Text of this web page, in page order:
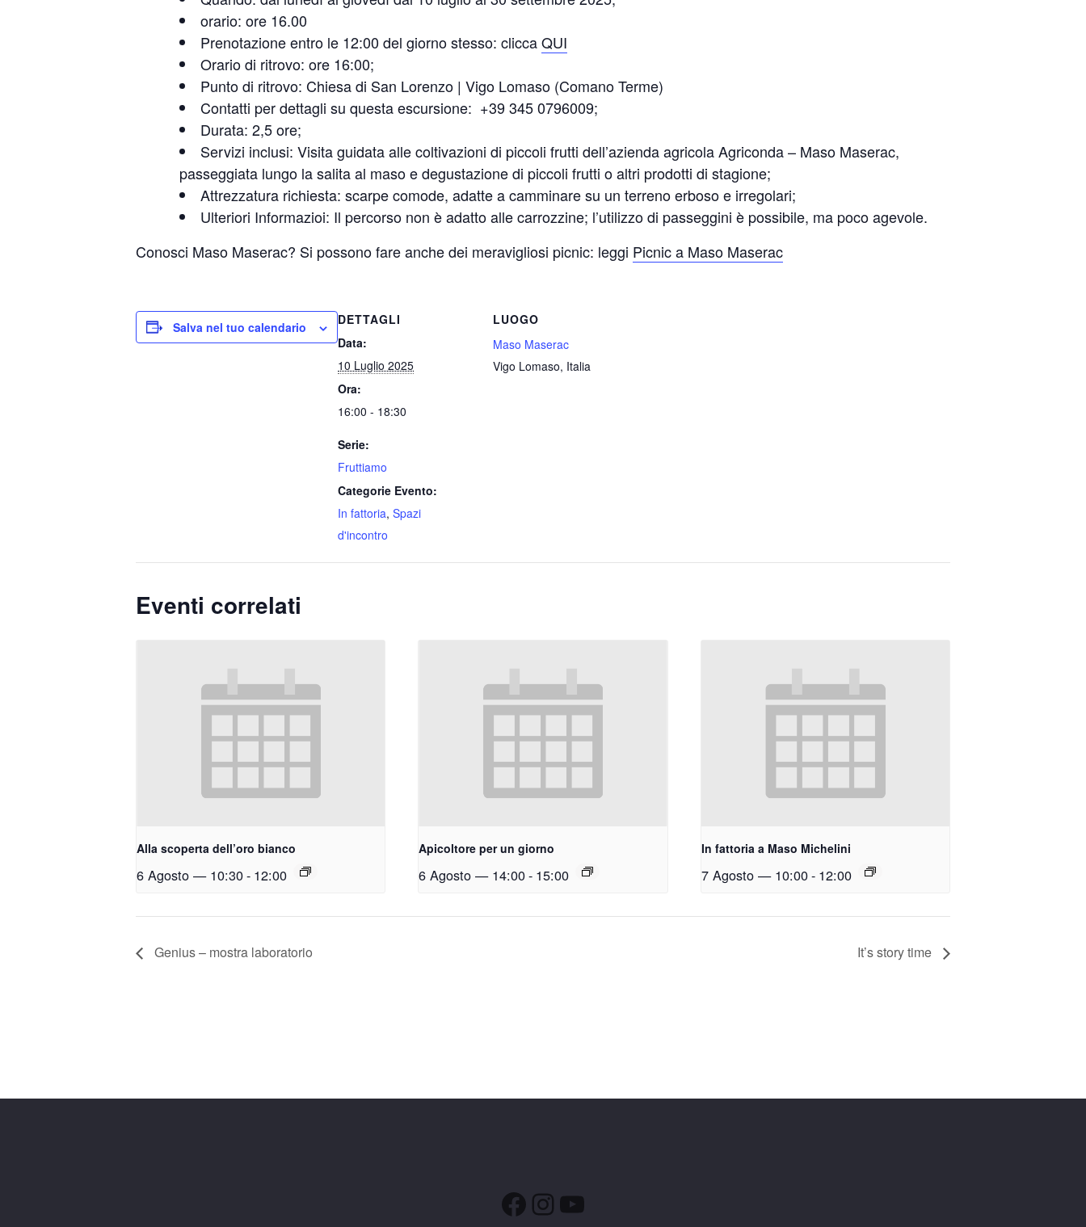
orario: ore 16.00
Prenotazione entro le 12:00 del giorno stesso: cliccaQUI
Orario di ritrovo: ore 16:00;
Punto di ritrovo: Chiesa di San Lorenzo | Vigo Lomaso (Comano Terme)
Contatti per dettagli su questa escursione: +39 345 0796009;
Durata: 2,5 ore;
Servizi inclusi: Visita guidata alle coltivazioni di piccoli frutti dell’azienda agricola Agriconda – Maso Maserac,
passeggiata lungo la salita al maso e degustazione di piccoli frutti o altri prodotti di stagione;
Attrezzatura richiesta: scarpe comode, adatte a camminare su un terreno erboso e irregolari;
Ulteriori Informazioi: Il percorso non è adatto alle carrozzine; l’utilizzo di passeggini è possibile, ma poco agevole.
Conosci Maso Maserac? Si possono fare anche dei meravigliosi picnic: leggi Picnic a Maso Maserac
Salva nel tuo calendario
DETTAGLI
Data:
10 Luglio 2025
Ora:
16:00 - 18:30
Serie:
Fruttiamo
Categorie Evento:
In fattoria, Spazi
d'incontro
LUOGO
Maso Maserac
Vigo Lomaso, Italia
Eventi correlati
Alla scoperta dell’oro bianco
6 Agosto — 10:30- 12:00
Apicoltore per un giorno
6 Agosto — 14:00- 15:00
In fattoria a Maso Michelini
7 Agosto — 10:00- 12:00
Genius – mostra laboratorio It’s story time
Facebook
Instagram
YouTube